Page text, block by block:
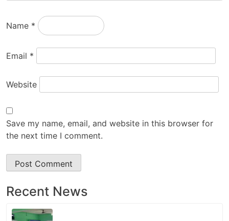
Name *
Email *
Website
Save my name, email, and website in this browser for
the next time I comment.
Recent News